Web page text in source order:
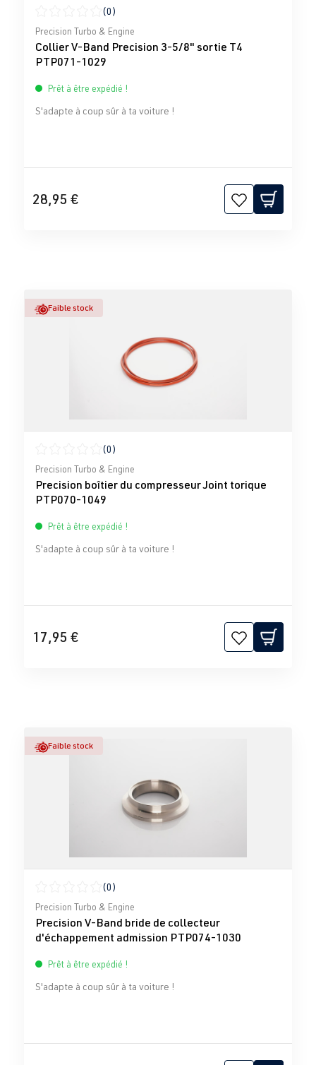
Note moyenne de 0 sur 5 étoiles
(0)
Precision Turbo & Engine
Collier V-Band Precision 3-5/8" sortie T4
PTP071-1029
Prêt à être expédié !
S'adapte à coup sûr à ta voiture !
28,95 €
Faible stock
Note moyenne de 0 sur 5 étoiles
(0)
Precision Turbo & Engine
Precision boîtier du compresseur Joint torique
PTP070-1049
Prêt à être expédié !
S'adapte à coup sûr à ta voiture !
17,95 €
Faible stock
Note moyenne de 0 sur 5 étoiles
(0)
Precision Turbo & Engine
Precision V-Band bride de collecteur
d'échappement admission PTP074-1030
Prêt à être expédié !
S'adapte à coup sûr à ta voiture !